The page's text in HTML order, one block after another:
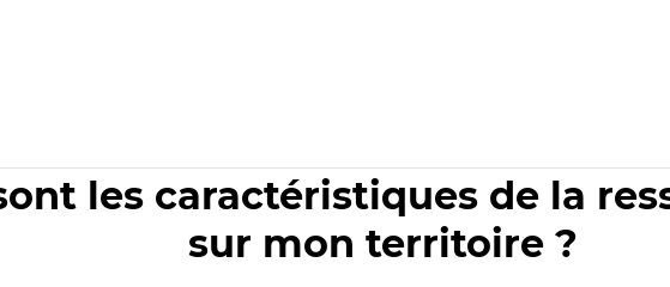
les caractéristiques de la
sur mon territoire ?